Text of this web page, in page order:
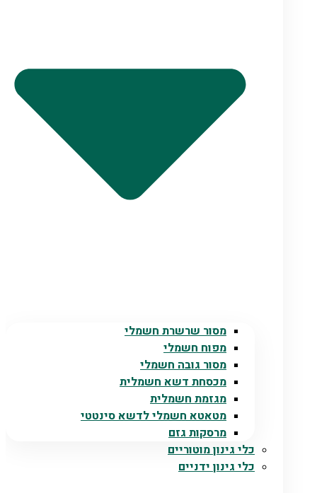
מסור שרשרת חשמלי
מפוח חשמלי
מסור גובה חשמלי
מכסחת דשא חשמלית
מגזמת חשמלית
מטאטא חשמלי לדשא סינטטי
מרסקות גזם
כלי גינון מוטוריים
כלי גינון ידניים